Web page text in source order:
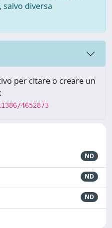
diversa
per citare o creare un
4652873
ND
ND
ND